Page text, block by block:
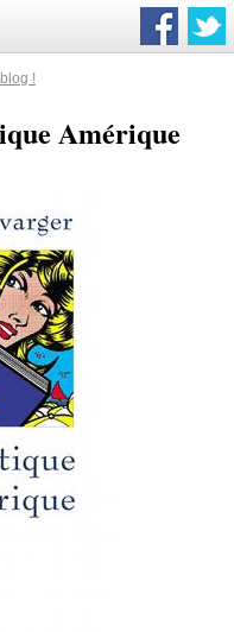
!
Amérique